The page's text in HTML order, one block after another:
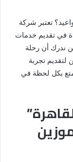
تعتبر شركة
في تقديم خدمات
ندرك أن رحلة
لتقديم تجربة
بكل لحظة في